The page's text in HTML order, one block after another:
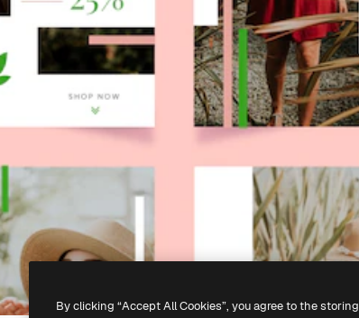
By clicking “Accept All Cookies”, you agree to the